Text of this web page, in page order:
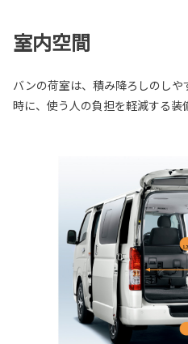
室内空間
バンの荷室は、積み降ろしのし
時に、使う人の負担を軽減する装